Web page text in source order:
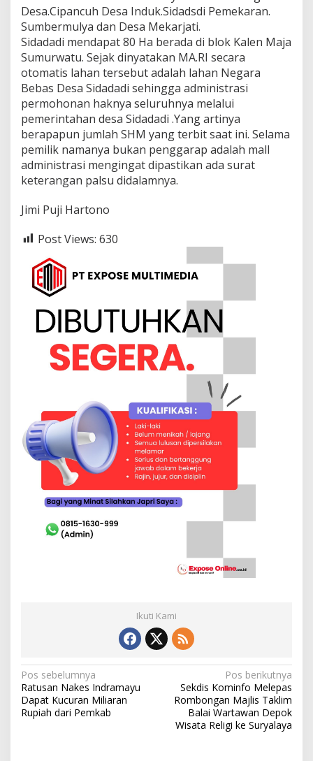
Desa.Cipancuh Desa Induk.Sidadsdi Pemekaran.
Sumbermulya dan Desa Mekarjati.
Sidadadi mendapat 80 Ha berada di blok Kalen Maja
Sumurwatu. Sejak dinyatakan MA.RI secara
otomatis lahan tersebut adalah lahan Negara
Bebas Desa Sidadadi sehingga administrasi
permohonan haknya seluruhnya melalui
pemerintahan desa Sidadadi .Yang artinya
berapapun jumlah SHM yang terbit saat ini. Selama
pemilik namanya bukan penggarap adalah mall
administrasi mengingat dipastikan ada surat
keterangan palsu didalamnya.
Jimi Puji Hartono
Post Views: 630
Ikuti Kami
N
a
v
Pos sebelumnya
Ratusan Nakes Indramayu
Dapat Kucuran Miliaran
Rupiah dari Pemkab
Pos berikutnya
Sekdis Kominfo Melepas
Rombongan Majlis Taklim
Balai Wartawan Depok
Wisata Religi ke Suryalaya